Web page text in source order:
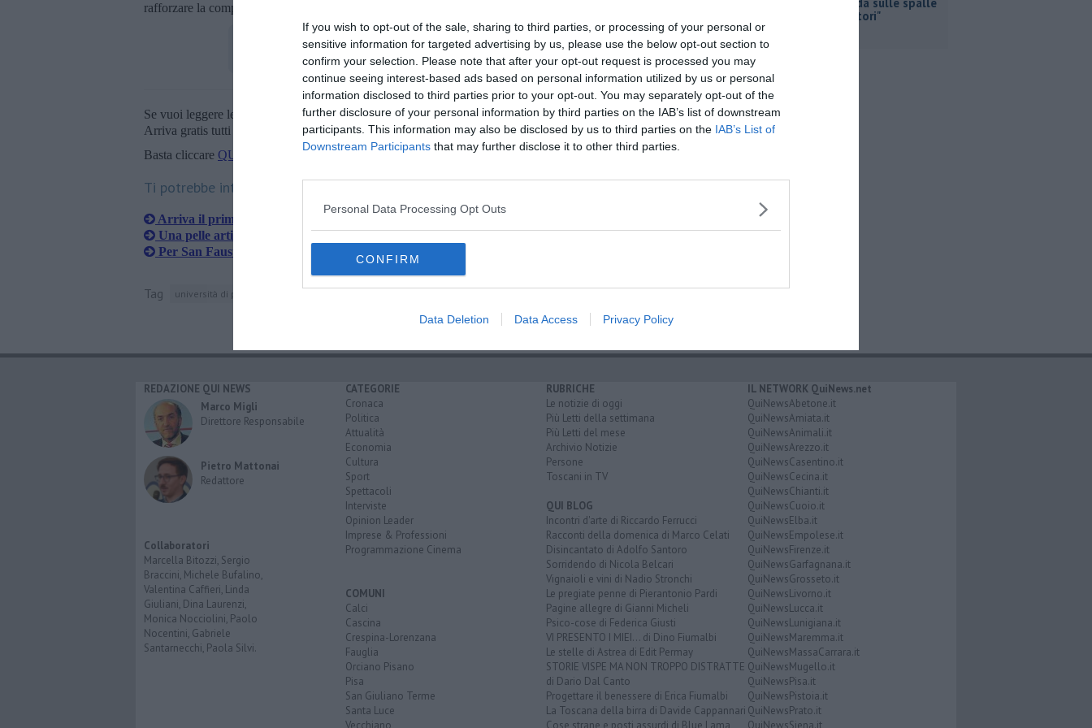
If you wish to opt-out of the sale, sharing to third parties, or processing of your personal or
sensitive information for targeted advertising by us, please use the below opt-out section to
confirm your selection. Please note that after your opt-out request is processed you may
continue seeing interest-based ads based on personal information utilized by us or personal
information disclosed to third parties prior to your opt-out. You may separately opt-out of the
further disclosure of your personal information by third parties on the IAB’s list of downstream
participants. This information may also be disclosed by us to third parties on the IAB’s List of
Downstream Participants that may further disclose it to other third parties.
Personal Data Processing Opt Outs
CONFIRM
Data Deletion Data Access Privacy Policy
rafforzare la competitività, il livello di innovazione e l’impatto della nostra ricerca a beneficio della società".
Se vuoi leggere le notizie principali della Toscana iscriviti allaNewsletter QUInews - ToscanaMedia.
Arriva gratis tutti i giorni alle 20:00 direttamente nella tua casella di posta.
Basta cliccare QUI
Ti potrebbe interessare anche:
Arriva il primo master in Robotica riabilitativa
Una pelle artificiale sensibile, come quella umana
Per San Faustino la biorobotica è per tutti
Tag università di pisa
dei lavoratori"
REDAZIONE QUI NEWS
Marco Migli
Direttore Responsabile
Pietro Mattonai
Redattore
Collaboratori
Marcella Bitozzi, Sergio
Braccini, Michele Bufalino,
Valentina Caffieri, Linda
Giuliani, Dina Laurenzi,
Monica Nocciolini, Paolo
Nocentini, Gabriele
Santarnecchi, Paola Silvi.
CATEGORIE
Cronaca
Politica
Attualità
Economia
Cultura
Sport
Spettacoli
Interviste
Opinion Leader
Imprese & Professioni
Programmazione Cinema
COMUNI
Calci
Cascina
Crespina-Lorenzana
Fauglia
Orciano Pisano
Pisa
San Giuliano Terme
Santa Luce
RUBRICHE
Le notizie di oggi
Più Letti della settimana
Più Letti del mese
Archivio Notizie
Persone
Toscani in TV
QUI BLOG
Incontri d'arte di Riccardo Ferrucci
Racconti della domenica di Marco Celati
Disincantato di Adolfo Santoro
Sorridendo di Nicola Belcari
Vignaioli e vini di Nadio Stronchi
Le pregiate penne di Pierantonio Pardi
Pagine allegre di Gianni Micheli
Psico-cose di Federica Giusti
VI PRESENTO I MIEI... di Dino Fiumalbi
Le stelle di Astrea di Edit Permay
STORIE VISPE MA NON TROPPO DISTRATTE
di Dario Dal Canto
Progettare il benessere di Erica Fiumalbi
La Toscana della birra di Davide Cappannari
IL NETWORK QuiNews.net
QuiNewsAbetone.it
QuiNewsAmiata.it
QuiNewsAnimali.it
QuiNewsArezzo.it
QuiNewsCasentino.it
QuiNewsCecina.it
QuiNewsChianti.it
QuiNewsCuoio.it
QuiNewsElba.it
QuiNewsEmpolese.it
QuiNewsFirenze.it
QuiNewsGarfagnana.it
QuiNewsGrosseto.it
QuiNewsLivorno.it
QuiNewsLucca.it
QuiNewsLunigiana.it
QuiNewsMaremma.it
QuiNewsMassaCarrara.it
QuiNewsMugello.it
QuiNewsPisa.it
QuiNewsPistoia.it
QuiNewsPrato.it